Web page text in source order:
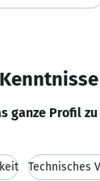
ganze Profil
Technisches